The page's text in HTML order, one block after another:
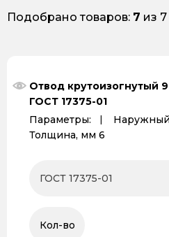
Подобрано товаров: 7 из 7
Отвод крутоизогнутый
ГОСТ 17375-01
Параметры:
Толщина, мм 6